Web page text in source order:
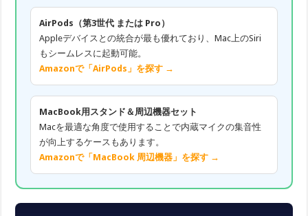
AirPods（第3世代 または Pro）
Appleデバイスとの統合が最も優れており、Mac上のSiri
もシームレスに起動可能。
Amazonで「AirPods」を探す →
MacBook用スタンド＆周辺機器セット
Macを最適な角度で使用することで内蔵マイクの集音性
が向上するケースもあります。
Amazonで「MacBook 周辺機器」を探す →